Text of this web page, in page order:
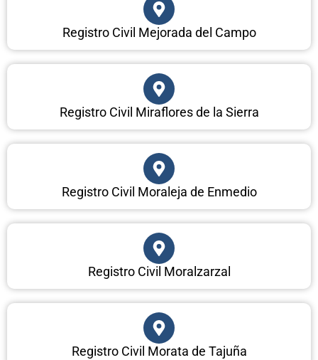
Registro Civil Mejorada del Campo
Registro Civil Miraflores de la Sierra
Registro Civil Moraleja de Enmedio
Registro Civil Moralzarzal
Registro Civil Morata de Tajuña